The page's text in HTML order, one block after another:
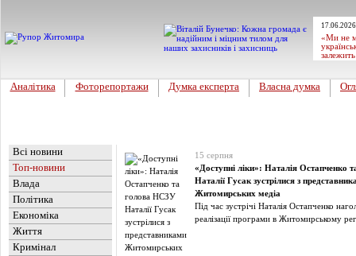
«Ми не
Аналітика Фоторепортажи Думка експерта Власна думка
Всі новини
Топ-новини
Влада
Політика
Економіка
Життя
Кримінал
15 серпня
«Доступні ліки»: Наталія Остапченко
Наталії Гусак зустрілися з
Житомирських медіа
Під час зустрічі Наталія Остапченко
реалізації програми в Житомирському